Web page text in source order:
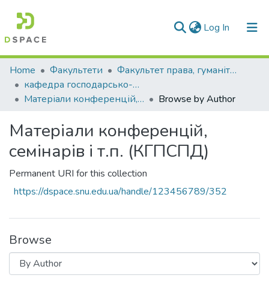
Log In (current)
Communities & Collections
All of DSpace
Home Факультети
Факультет права, гуманітарних і соціальних наук
кафедра господарсько-правових та суспільно-політичних дисциплін
Матеріали конференцій, семінарів і т.п. (КГПСПД)
Browse by Author
Матеріали конференцій,
семінарів і т.п. (КГПСПД)
Permanent URI for this collection
https://dspace.snu.edu.ua/handle/123456789/352
Browse